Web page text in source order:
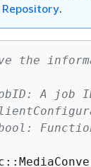
Repository.
the
A job